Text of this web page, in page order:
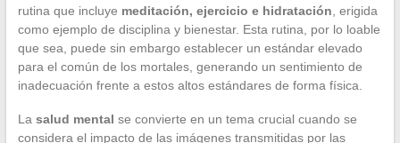
rutina que incluye meditación, ejercicio e hidratación , erigida
como ejemplo de disciplina y bienestar. Esta rutina, por lo loable
que sea, puede sin embargo establecer un estándar elevado
para el común de los mortales, generando un sentimiento de
inadecuación frente a estos altos estándares de forma física.
La salud mental se convierte en un tema crucial cuando se
considera el impacto de las imágenes transmitidas por las